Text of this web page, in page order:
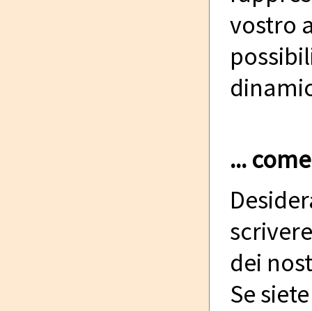
vostro
...
dei
Se